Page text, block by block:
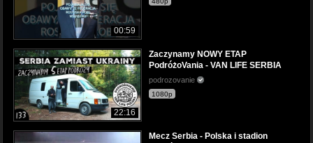
00:59
22:16
Zaczynamy NOWY ETAP
PodróżoVania - VAN LIFE SERBIA
podrozovanie
1080p
Mecz Serbia - Polska i stadion